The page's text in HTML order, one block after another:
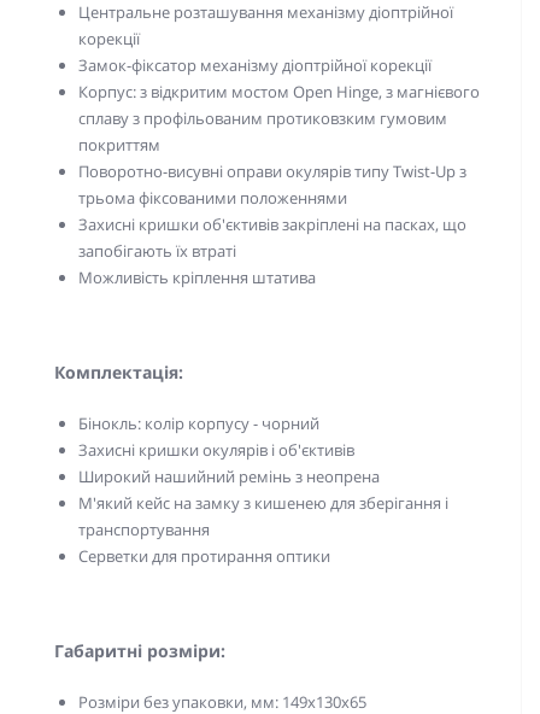
Центральне розташування механізму діоптрійної
корекції
Замок-фіксатор механізму діоптрійної корекції
Корпус: з відкритим мостом Open Hinge, з магнієвого
сплаву з профільованим протиковзким гумовим
покриттям
Поворотно-висувні оправи окулярів типу Twist-Up з
трьома фіксованими положеннями
Захисні кришки об'єктивів закріплені на пасках, що
запобігають їх втраті
Можливість кріплення штатива
Комплектація:
Бінокль: колір корпусу - чорний
Захисні кришки окулярів і об'єктивів
Широкий нашийний ремінь з неопрена
М'який кейс на замку з кишенею для зберігання і
транспортування
Серветки для протирання оптики
Габаритні розміри:
Розміри без упаковки, мм: 149x130х65